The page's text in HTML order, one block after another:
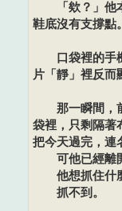
「欸？」他本
鞋底沒有支撐點。
口袋裡的手機
片「靜」裡反而
那一瞬間，前
袋裡，只剩隔著
把今天過完，連
可他已經離開
他想抓住什
抓不到。